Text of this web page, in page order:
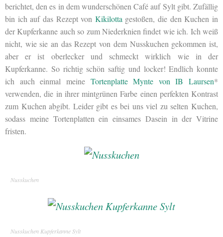
berichtet, den es in dem wunderschönen Café auf Sylt gibt. Zufällig
bin ich auf das Rezept von Kikilotta gestoßen, die den Kuchen in
der Kupferkanne auch so zum Niederknien findet wie ich. Ich weiß
nicht, wie sie an das Rezept von dem Nusskuchen gekommen ist,
aber er ist oberlecker und schmeckt wirklich wie in der
Kupferkanne. So richtig schön saftig und locker! Endlich konnte
ich auch einmal meine Tortenplatte Mynte von IB Laursen*
verwenden, die in ihrer mintgrünen Farbe einen perfekten Kontrast
zum Kuchen abgibt. Leider gibt es bei uns viel zu selten Kuchen,
sodass meine Tortenplatten ein einsames Dasein in der Vitrine
fristen.
Nusskuchen
Nusskuchen Kupferkanne Sylt